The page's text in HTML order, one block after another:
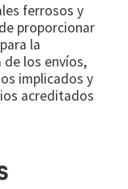
ferrosos y
proporcionar
la
de los envíos,
implicados y
acreditados